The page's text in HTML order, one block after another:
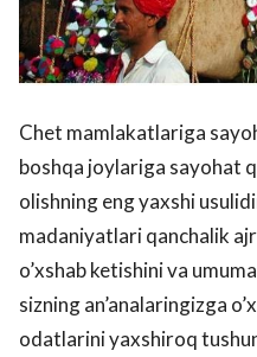
Chet mamlakatlariga
boshqa joylariga sayohat
olishning eng yaxshi
madaniyatlari qanchalik
o’xshab ketishini va
sizning an’analaringizga
odatlarini yaxshiroq